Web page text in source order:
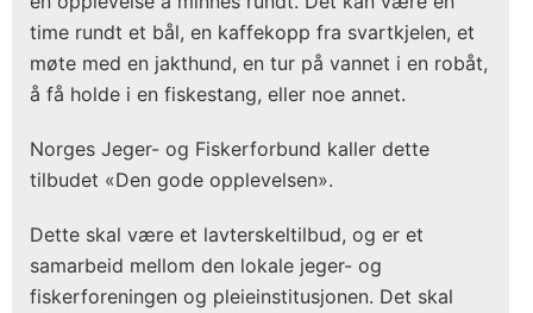
time rundt et bål, en kaffekopp fra svartkjelen, et
møte med en jakthund, en tur på vannet i en robåt,
å få holde i en fiskestang, eller noe annet.
Norges Jeger- og Fiskerforbund kaller dette
tilbudet «Den gode opplevelsen».
Dette skal være et lavterskeltilbud, og er et
samarbeid mellom den lokale jeger- og
fiskerforeningen og pleieinstitusjonen. Det skal